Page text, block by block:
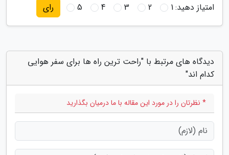
امتیاز دهید:1
2
3
4
5 رای
دیدگاه های مرتبط با "راحت ترین راه ها برای سفر هوایی
کدام اند"
* نظرتان را در مورد این مقاله با ما درمیان بگذارید